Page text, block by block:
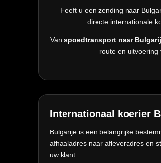
Heeft u een zending naar
directe internationale
Van spoedtransport naar
route en uitvoering
Internationaal koerier
Bulgarije is een belangrijke
afhaaladres naar afleveradres en
uw klant.